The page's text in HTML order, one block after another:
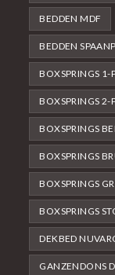
BEDDEN MDF
BEDDEN
BOXSPRINGS 1-
BOXSPRINGS 2-
BOXSPRINGS
BOXSPRINGS
BOXSPRINGS
BOXSPRINGS
DEKBED
GANZENDONS